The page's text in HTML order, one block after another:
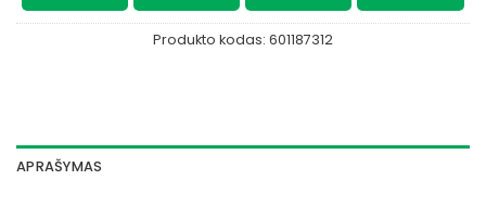
Produkto kodas: 601187312
APRAŠYMAS